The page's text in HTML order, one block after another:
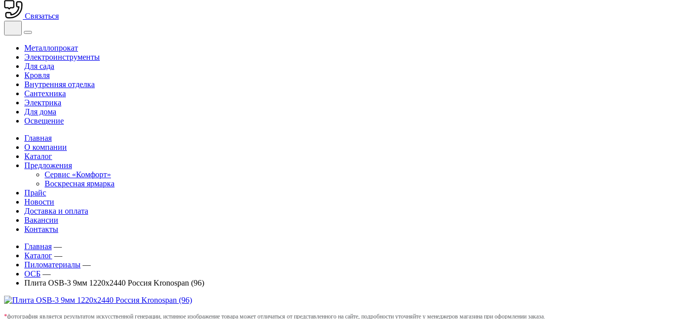
Связаться
Металлопрокат
Электроинструменты
Для сада
Кровля
Внутренняя отделка
Сантехника
Электрика
Для дома
Освещение
Главная
О компании
Каталог
Предложения
Сервис «Комфорт»
Воскресная ярмарка
Прайс
Новости
Доставка и оплата
Вакансии
Контакты
Главная —
Каталог —
Пиломатериалы —
ОСБ —
Плита OSB-3 9мм 1220х2440 Россия Kronospan (96)
*фотография является результатом искусственной генерации, истинное изображение товара может отличаться от представленного на сайте, подробности уточняйте у менеджеров магазина при оформлении заказа.